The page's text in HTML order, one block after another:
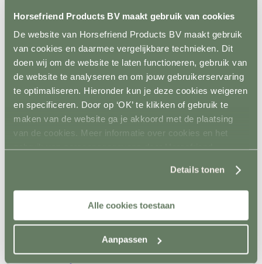
Horsefriend Products BV maakt gebruik van cookies
De website van Horsefriend Products BV maakt gebruik
van cookies en daarmee vergelijkbare technieken. Dit
doen wij om de website te laten functioneren, gebruik van
de website te analyseren en om jouw gebruikerservaring
te optimaliseren. Hieronder kun je deze cookies weigeren
en specificeren. Door op ‘OK’ te klikken of gebruik te
maken van de website ga je akkoord met de plaatsing
van de cookies. Meer informatie over cookies en het
gebruik van persoonsgegevens door Horsefriend
Details tonen
Alle cookies toestaan
Aanpassen
Ruiven
Bodemverbetering
Rijhal / Rijbak
Terug
Bodem
Wandafwerking
Spiegels
Verlichting
Beregening
Bodembewerking
Opstijghulp
Terug
Trainingsbanden
Verzorgingsproducten